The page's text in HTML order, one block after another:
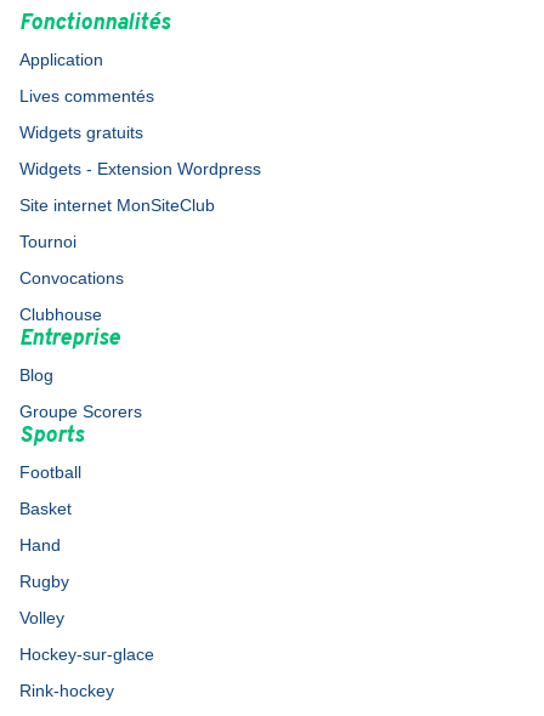
Fonctionnalités
Application
Lives commentés
Widgets gratuits
Widgets - Extension Wordpress
Site internet MonSiteClub
Tournoi
Convocations
Clubhouse
Entreprise
Blog
Groupe Scorers
Sports
Football
Basket
Hand
Rugby
Volley
Hockey-sur-glace
Rink-hockey